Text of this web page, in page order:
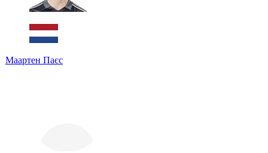
Маартен Паєс